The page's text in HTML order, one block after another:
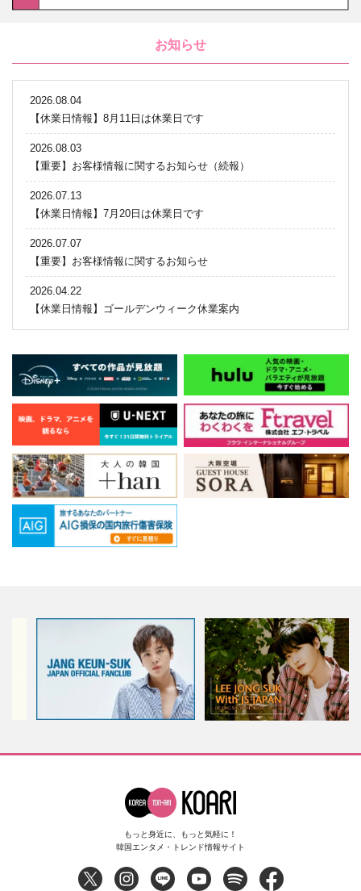
お知らせ
2026.08.04
【休業日情報】8月11日は休業日です
2026.08.03
【重要】お客様情報に関するお知らせ（続報）
2026.07.13
【休業日情報】7月20日は休業日です
2026.07.07
【重要】お客様情報に関するお知らせ
2026.04.22
【休業日情報】ゴールデンウィーク休業案内
もっと身近に、もっと気軽に！
韓国エンタメ・トレンド情報サイト